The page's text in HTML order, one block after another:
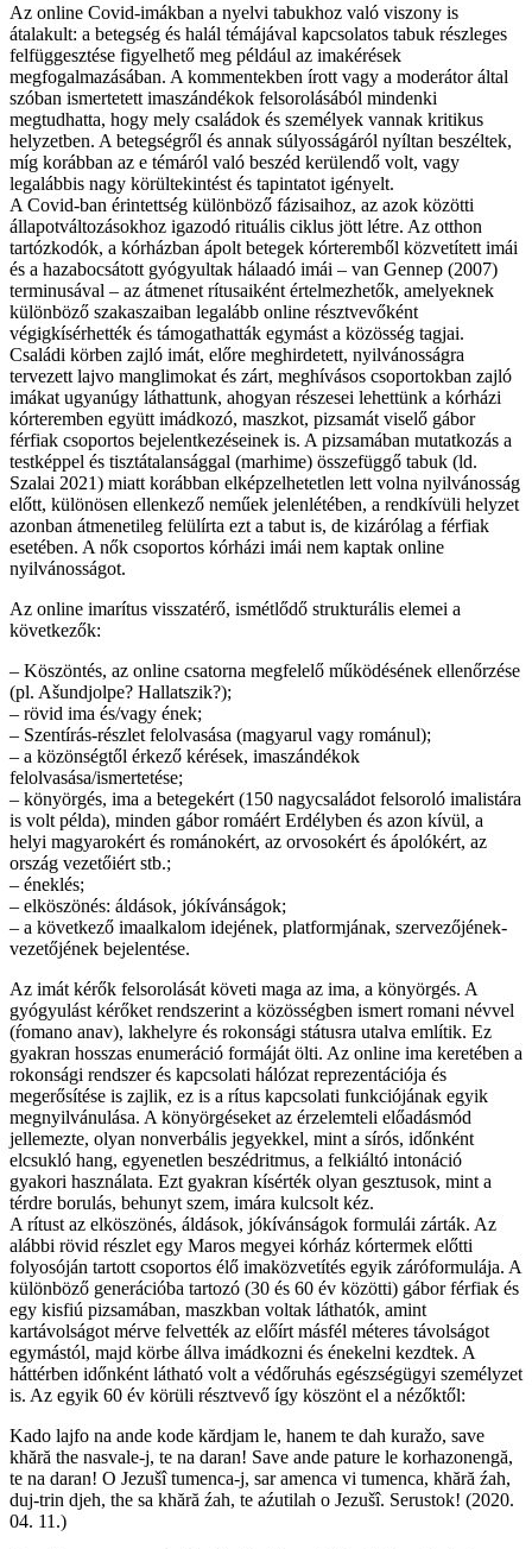
Az online Covid-imákban a nyelvi tabukhoz való viszony is
átalakult: a betegség és halál témájával kapcsolatos tabuk részleges
felfüggesztése figyelhető meg például az imakérések
megfogalmazásában. A kommentekben írott vagy a moderátor által
szóban ismertetett imaszándékok felsorolásából mindenki
megtudhatta, hogy mely családok és személyek vannak kritikus
helyzetben. A betegségről és annak súlyosságáról nyíltan beszéltek,
míg korábban az e témáról való beszéd kerülendő volt, vagy
legalábbis nagy körültekintést és tapintatot igényelt.
A Covid-ban érintettség különböző fázisaihoz, az azok közötti
állapotváltozásokhoz igazodó rituális ciklus jött létre. Az otthon
tartózkodók, a kórházban ápolt betegek kórteremből közvetített imái
és a hazabocsátott gyógyultak hálaadó imái – van Gennep (2007)
terminusával – az átmenet rítusaiként értelmezhetők, amelyeknek
különböző szakaszaiban legalább online résztvevőként
végigkísérhették és támogathatták egymást a közösség tagjai.
Családi körben zajló imát, előre meghirdetett, nyilvánosságra
tervezett lajvo manglimokat és zárt, meghívásos csoportokban zajló
imákat ugyanúgy láthattunk, ahogyan részesei lehettünk a kórházi
kórteremben együtt imádkozó, maszkot, pizsamát viselő gábor
férfiak csoportos bejelentkezéseinek is. A pizsamában mutatkozás a
testképpel és tisztátalansággal (marhime) összefüggő tabuk (ld.
Szalai 2021) miatt korábban elképzelhetetlen lett volna nyilvánosság
előtt, különösen ellenkező neműek jelenlétében, a rendkívüli helyzet
azonban átmenetileg felülírta ezt a tabut is, de kizárólag a férfiak
esetében. A nők csoportos kórházi imái nem kaptak online
nyilvánosságot.
Az online imarítus visszatérő, ismétlődő strukturális elemei a
következők:
– Köszöntés, az online csatorna megfelelő működésének ellenőrzése
(pl. Ašundjolpe? Hallatszik?);
– rövid ima és/vagy ének;
– Szentírás-részlet felolvasása (magyarul vagy románul);
– a közönségtől érkező kérések, imaszándékok
felolvasása/ismertetése;
– könyörgés, ima a betegekért (150 nagycsaládot felsoroló imalistára
is volt példa), minden gábor romáért Erdélyben és azon kívül, a
helyi magyarokért és románokért, az orvosokért és ápolókért, az
ország vezetőiért stb.;
– éneklés;
– elköszönés: áldások, jókívánságok;
– a következő imaalkalom idejének, platformjának, szervezőjének-
vezetőjének bejelentése.
Az imát kérők felsorolását követi maga az ima, a könyörgés. A
gyógyulást kérőket rendszerint a közösségben ismert romani névvel
(ŕomano anav), lakhelyre és rokonsági státusra utalva említik. Ez
gyakran hosszas enumeráció formáját ölti. Az online ima keretében a
rokonsági rendszer és kapcsolati hálózat reprezentációja és
megerősítése is zajlik, ez is a rítus kapcsolati funkciójának egyik
megnyilvánulása. A könyörgéseket az érzelemteli előadásmód
jellemezte, olyan nonverbális jegyekkel, mint a sírós, időnként
elcsukló hang, egyenetlen beszédritmus, a felkiáltó intonáció
gyakori használata. Ezt gyakran kísérték olyan gesztusok, mint a
térdre borulás, behunyt szem, imára kulcsolt kéz.
A rítust az elköszönés, áldások, jókívánságok formulái zárták. Az
alábbi rövid részlet egy Maros megyei kórház kórtermek előtti
folyosóján tartott csoportos élő imaközvetítés egyik záróformulája. A
különböző generációba tartozó (30 és 60 év közötti) gábor férfiak és
egy kisfiú pizsamában, maszkban voltak láthatók, amint
kartávolságot mérve felvették az előírt másfél méteres távolságot
egymástól, majd körbe állva imádkozni és énekelni kezdtek. A
háttérben időnként látható volt a védőruhás egészségügyi személyzet
is. Az egyik 60 év körüli résztvevő így köszönt el a nézőktől:
Kado lajfo na ande kode kărdjam le, hanem te dah kuražo, save
khără the nasvale-j, te na daran! Save ande pature le korhazonengă,
te na daran! O Jezušî tumenca-j, sar amenca vi tumenca, khără źah,
duj-trin djeh, the sa khără źah, te aźutilah o Jezušî. Serustok! (2020.
04. 11.)